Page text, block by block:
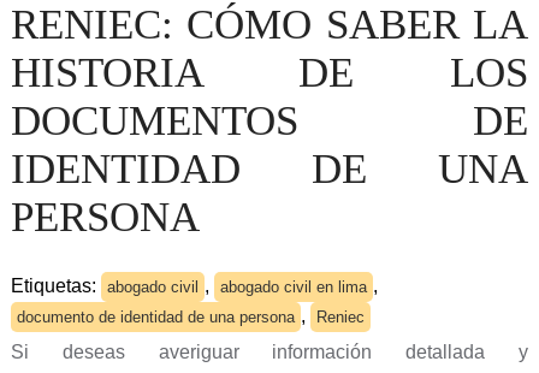
RENIEC: CÓMO SABER LA
HISTORIA DE LOS
DOCUMENTOS DE
IDENTIDAD DE UNA
PERSONA
Etiquetas: abogado civil , abogado civil en lima ,
documento de identidad de una persona , Reniec
Si deseas averiguar información detallada y